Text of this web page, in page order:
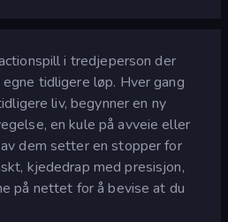
i tredjeperson der
tidligere løp. Hver gang
liv, begynner en ny
en kule på avveie eller
dem setter en stopper for
kjededrap med presisjon,
på nettet for å bevise at du